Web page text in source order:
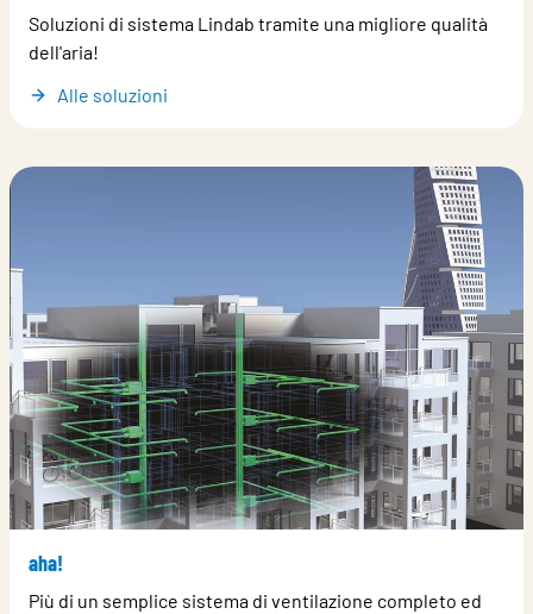
Soluzioni di sistema Lindab tramite una migliore qualità
dell'aria!
Alle soluzioni
aha!
Più di un semplice sistema di ventilazione completo ed